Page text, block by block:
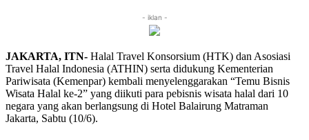
- iklan -
JAKARTA, ITN- Halal Travel Konsorsium (HTK) dan Asosiasi
Travel Halal Indonesia (ATHIN) serta didukung Kementerian
Pariwisata (Kemenpar) kembali menyelenggarakan “Temu Bisnis
Wisata Halal ke-2” yang diikuti para pebisnis wisata halal dari 10
negara yang akan berlangsung di Hotel Balairung Matraman
Jakarta, Sabtu (10/6).